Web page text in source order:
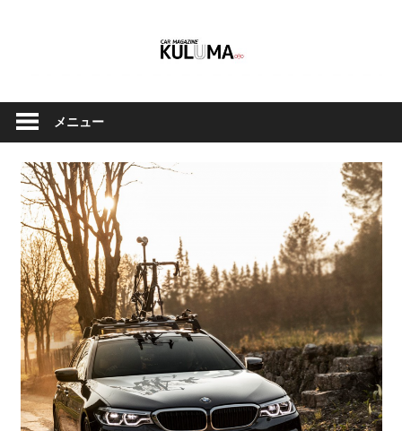
ツ
Car
Magazine
Kuluma.jp
ル
マ
と
バ
イ
ク
の
オ
フ
ィ
シ
ャ
ル
映
メニュー